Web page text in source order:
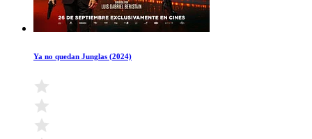
Ya no quedan Junglas (2024)